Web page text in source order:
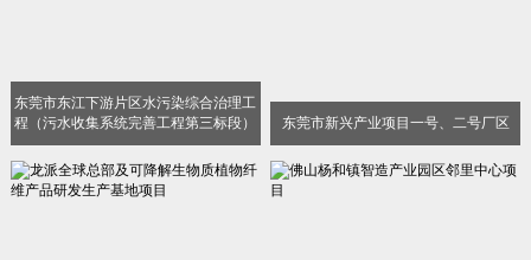
东莞市东江下游片区水污染综合治理工
程（污水收集系统完善工程第三标段）
东莞市新兴产业项目一号、二号厂区